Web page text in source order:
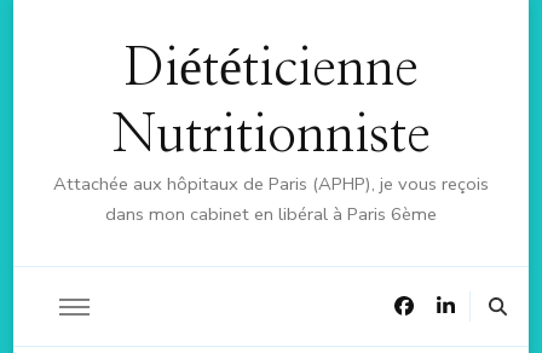
Diététicienne
Nutritionniste
Attachée aux hôpitaux de Paris (APHP), je vous reçois
dans mon cabinet en libéral à Paris 6ème